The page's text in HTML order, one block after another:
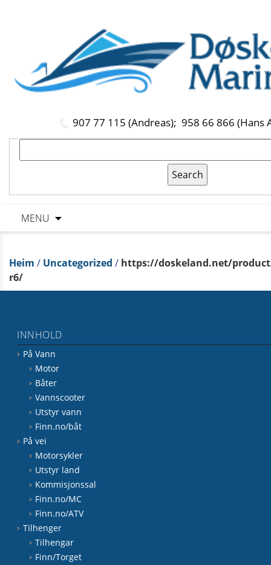
907 77 115 (Andreas); 958 66 866 (Hans
MENU
Heim / Uncategorized / https://doskeland.net/
r6/
INNHOLD
På Vann
Motor
Båter
Vannscooter
Utstyr vann
Finn.no/båt
På vei
Motorsykler
Utstyr land
Kommisjonssal
Finn.no/MC
Finn.no/ATV
Tilhenger
Tilhengar
Finn/Torget